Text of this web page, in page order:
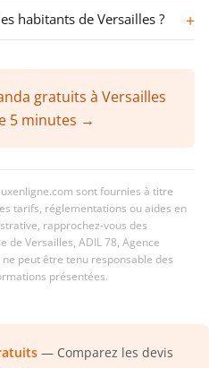
habitants de Versailles ?
gratuits à Versailles
5 minutes →
sont fournies à titre
tarifs, réglementations ou aides en
rapprochez-vous des
Versailles, ADIL 78, Agence
peut être tenu responsable des
présentées.
— Comparez les devis